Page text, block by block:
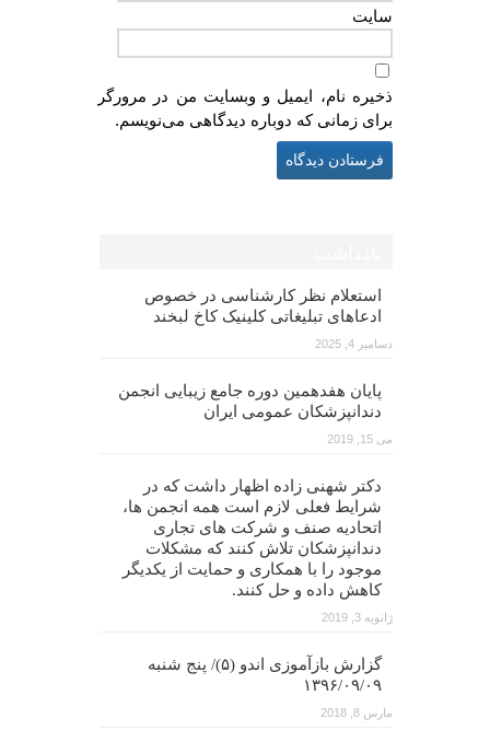
سایت
ذخیره نام، ایمیل و وبسایت من در مرورگر
برای زمانی که دوباره دیدگاهی می‌نویسم.
استعلام نظر کارشناسی در خصوص
ادعاهای تبلیغاتی کلینیک کاخ لبخند
دسامبر 4, 2025
پایان هفدهمین دوره جامع زیبایی انجمن
دندانپزشکان عمومی ایران
می 15, 2019
دکتر شهنی زاده اظهار داشت که در
شرایط فعلی لازم است همه انجمن ها،
اتحادیه صنف و شرکت های تجاری
دندانپزشکان تلاش کنند که مشکلات
موجود را با همکاری و حمایت از یکدیگر
کاهش داده و حل کنند.
ژانویه 3, 2019
گزارش بازآموزی اندو (۵)/ پنج شنبه
۱۳۹۶/۰۹/۰۹
مارس 8, 2018